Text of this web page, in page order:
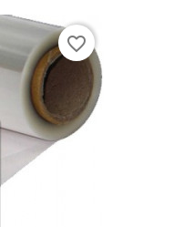
favorite_border